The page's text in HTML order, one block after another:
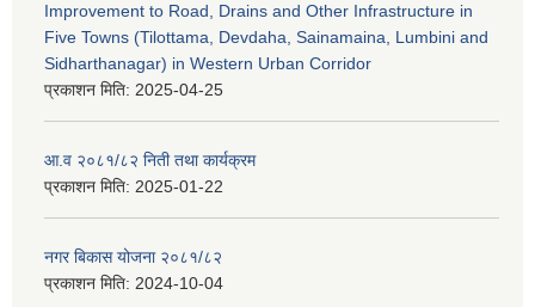
Improvement to Road, Drains and Other Infrastructure in
Five Towns (Tilottama, Devdaha, Sainamaina, Lumbini and
Sidharthanagar) in Western Urban Corridor
प्रकाशन मिति: 2025-04-25
आ.व २०८१/८२ निती तथा कार्यक्रम
प्रकाशन मिति: 2025-01-22
नगर बिकास योजना २०८१/८२
प्रकाशन मिति: 2024-10-04